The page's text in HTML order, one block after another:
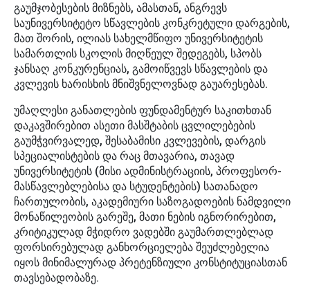
გაუმჯობესების მიზნებს, ამასთან, ანგრევს
საუნივერსიტეტო სწავლების კონკრეტული დარგების,
მათ შორის, ილიას სახელმწიფო უნივერსიტეტის
სამართლის სკოლის მიღწეულ შედეგებს, სპობს
ჯანსაღ კონკურენციას, გამოიწვევს სწავლების და
კვლევის ხარისხის მნიშვნელოვნად გაუარესებას.
უმაღლესი განათლების ფუნდამენტურ საკითხთან
დაკავშირებით ასეთი მასშტაბის ცვლილებების
გაუმჭვირვალედ, შესაბამისი კვლევების, დარგის
სპეციალისტების და რაც მთავარია, თავად
უნივერსიტეტის (მისი ადმინისტრაციის, პროფესორ-
მასწავლებლებისა და სტუდენტების) სათანადო
ჩართულობის, აკადემიური საზოგადოების ნამდვილი
მონაწილეობის გარეშე, მათი ნების იგნორირებით,
კრიტიკულად მჭიდრო ვადებში გაუმართლებლად
ფორსირებულად განხორციელება შეუძლებელია
იყოს მინიმალურად პრეტენზიული კონსტიტუციასთან
თავსებადობაზე.